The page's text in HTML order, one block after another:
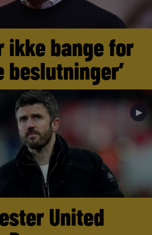
ikke bange for
beslutninger’
►
United